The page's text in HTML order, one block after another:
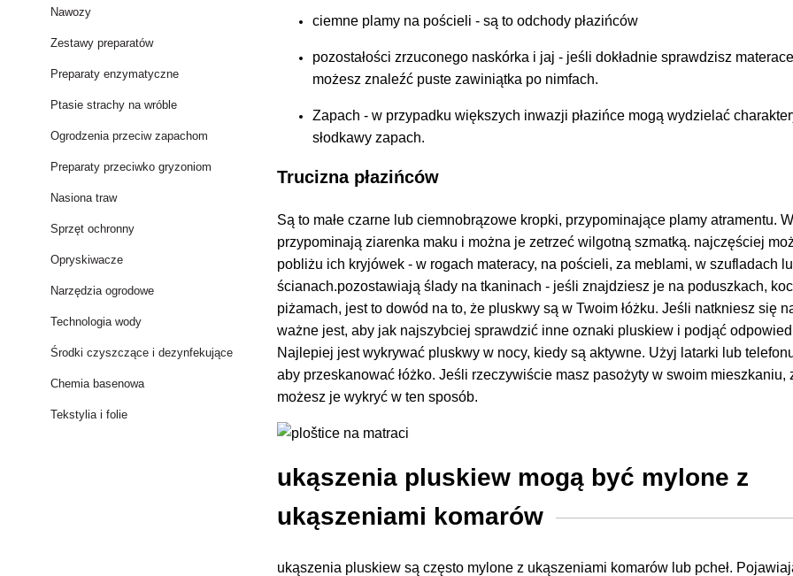
Nawozy
Zestawy preparatów
Preparaty enzymatyczne
Ptasie strachy na wróble
Ogrodzenia przeciw zapachom
Preparaty przeciwko gryzoniom
Nasiona traw
Sprzęt ochronny
Opryskiwacze
Narzędzia ogrodowe
Technologia wody
Środki czyszczące i dezynfekujące
Chemia basenowa
Tekstylia i folie
ciemne plamy na pościeli - są to odchody płazińców
pozostałości zrzuconego naskórka i jaj - jeśli dokładnie sprawdzisz
możesz znaleźć puste zawiniątka po nimfach.
Zapach - w przypadku większych inwazji płazińce mogą wydzielać
słodkawy zapach.
Trucizna płazińców
Są to małe czarne lub ciemnobrązowe kropki, przypominające plamy atramentu.
przypominająziarenka maku i można je zetrzeć wilgotną szmatką. najczęściej
pobliżu ich kryjówek - w rogach materacy, na pościeli, za meblami, w szufladach
ścianach.pozostawiająślady na tkaninach - jeśli znajdziesz je na poduszkach,
piżamach, jest to dowód na to, że pluskwy są w Twoim łóżku. Jeśli natkniesz się
ważne jest, aby jak najszybciej sprawdzić inne oznaki pluskiew i podjąć
Najlepiej jest wykrywać pluskwy w nocy, kiedy są aktywne. Użyj latarki lub
aby przeskanować łóżko. Jeśli rzeczywiście masz pasożyty w swoim mieszkaniu,
możesz je wykryć w ten sposób.
ukąszenia pluskiew mogą być mylone z
ukąszeniami komarów
ukąszenia pluskiew są często mylone z ukąszeniami komarów lub pcheł.